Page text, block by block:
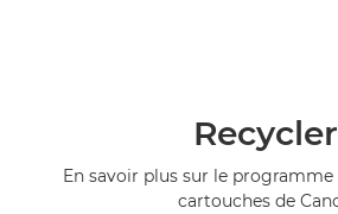
Recycler
En savoir plus sur le
cartouches de